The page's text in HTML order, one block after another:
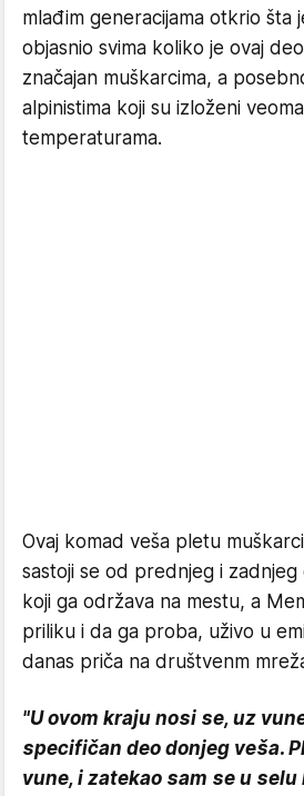
mlađim generacijama otkrio šta
objasnio svima koliko je ovaj
značajan muškarcima, a
alpinistima koji su izloženi
temperaturama.
Ovaj komad veša pletu
sastoji se od prednjeg i
koji ga održava na mestu, a
priliku i da ga proba, uživo u
danas priča na društvenm
"U ovom kraju nosi se, uz
specifičan deo donjeg veša.
vune, i zatekao sam se u selu